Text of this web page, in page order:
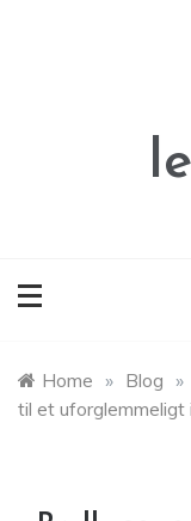
Home » Blog »
til et